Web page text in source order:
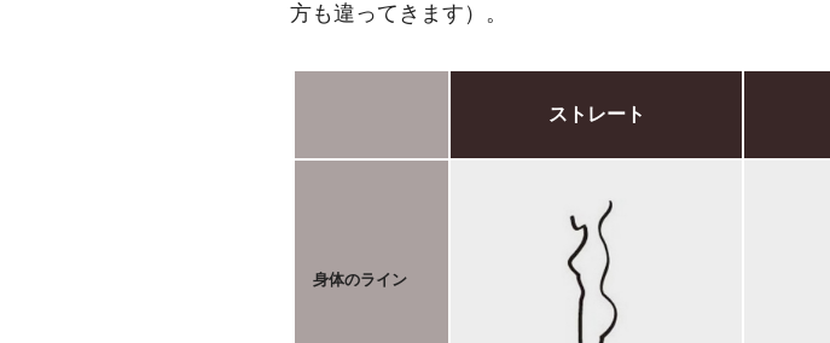
方も違ってきます）。
ストレート
身体のライン